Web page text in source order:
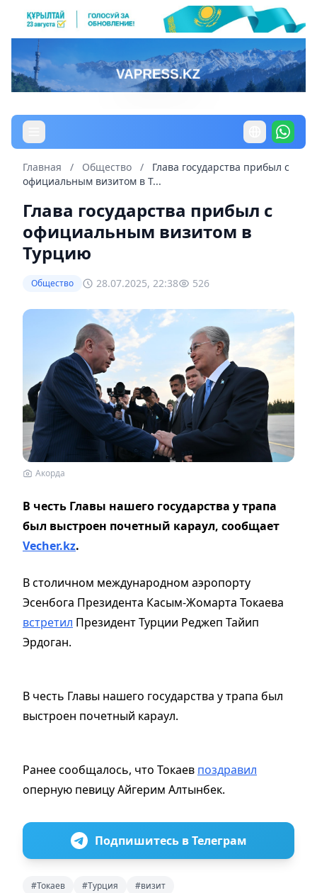
Главная / Общество /
Глава государства прибыл с
официальным визитом в Т...
Глава государства прибыл с
официальным визитом в
Турцию
Общество 28.07.2025, 22:38 526
Акорда
В честь Главы нашего государства у трапа
был выстроен почетный караул, сообщает
Vecher.kz.
В столичном международном аэропорту
Эсенбога Президента Касым-Жомарта Токаева
встретил Президент Турции Реджеп Тайип
Эрдоган.
В честь Главы нашего государства у трапа был
выстроен почетный караул.
Ранее сообщалось, что Токаев поздравил
оперную певицу Айгерим Алтынбек.
Подпишитесь в Телеграм
#Токаев #Турция #визит